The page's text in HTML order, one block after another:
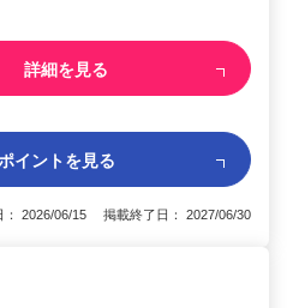
詳細を見る
イントを見る
： 2026/06/15 掲載終了日： 2027/06/30